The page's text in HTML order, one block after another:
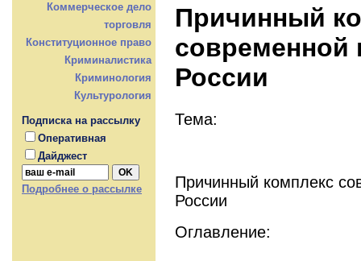
Коммерческое дело
торговля
Конституционное право
Криминалистика
Криминология
Культурология
Подписка на рассылку
Оперативная
Дайджест
Подробнее о рассылке
Причинный
современной
России
Тема:
Причинный комплекс
России
Оглавление: